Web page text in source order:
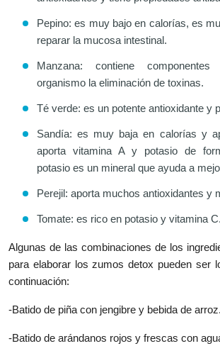
Pepino: es muy bajo en calorías, es
reparar la mucosa intestinal.
Manzana: contiene
organismo la eliminación de toxinas.
Té verde: es un potente antioxidante y
Sandía: es muy baja en calorías y
aporta vitamina A y potasio de
potasio es un mineral que ayuda a
Perejil: aporta muchos antioxidantes y
Tomate: es rico en potasio y vitamina C.
Algunas de las combinaciones de los
para elaborar los zumos detox pueden ser
continuación:
-Batido de piña con jengibre y bebida de arroz.
-Batido de arándanos rojos y frescas con